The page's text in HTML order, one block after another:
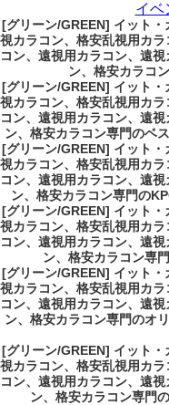
イベ
[グリーン/GREEN] イット
視カラコン、格安乱視用カ
コン、遠視用カラコン、遠
ン、格安カラコ
[グリーン/GREEN] イット
視カラコン、格安乱視用カ
コン、遠視用カラコン、遠
ン、格安カラコン専門のベ
[グリーン/GREEN] イット
視カラコン、格安乱視用カ
コン、遠視用カラコン、遠
ン、格安カラコン専門の
[グリーン/GREEN] イット
視カラコン、格安乱視用カ
コン、遠視用カラコン、遠
ン、格安カラコン専
[グリーン/GREEN] イット
視カラコン、格安乱視用カ
コン、遠視用カラコン、遠
ン、格安カラコン専門のオ
[グリーン/GREEN] イット
視カラコン、格安乱視用カ
コン、遠視用カラコン、遠
ン、格安カラコン専門